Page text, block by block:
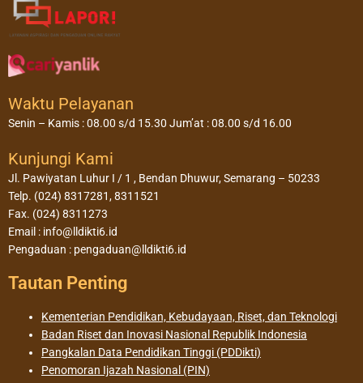
Waktu Pelayanan
Senin – Kamis : 08.00 s/d 15.30 Jum’at : 08.00 s/d 16.00
Kunjungi Kami
Jl. Pawiyatan Luhur I / 1 , Bendan Dhuwur, Semarang – 50233
Telp. (024) 8317281, 8311521
Fax. (024) 8311273
Email : info@lldikti6.id
Pengaduan : pengaduan@lldikti6.id
Tautan Penting
Kementerian Pendidikan, Kebudayaan, Riset, dan Teknologi
Badan Riset dan Inovasi Nasional Republik Indonesia
Pangkalan Data Pendidikan Tinggi (PDDikti)
Penomoran Ijazah Nasional (PIN)